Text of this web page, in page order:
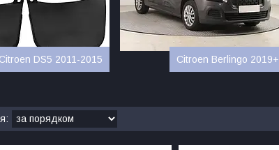
Citroen DS5 2011-2015 Citroen Berlingo 2019+